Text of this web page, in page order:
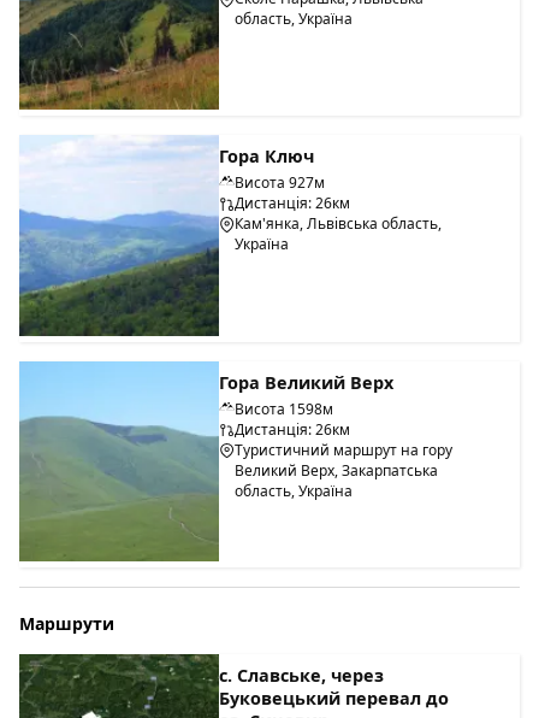
область, Україна
Гора Ключ
Висота 927м
Дистанція: 26км
Кам'янка, Львівська область,
Україна
Гора Великий Верх
Висота 1598м
Дистанція: 26км
Туристичний маршрут на гору
Великий Верх, Закарпатська
область, Україна
Маршрути
с. Славське, через
Буковецький перевал до